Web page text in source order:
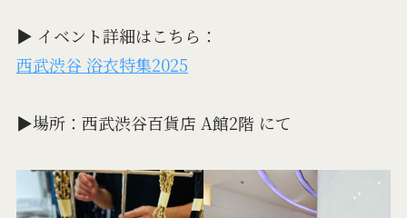
▶︎ イベント詳細はこちら：
西武渋谷 浴衣特集2025
▶︎場所：西武渋谷百貨店 A館2階 にて